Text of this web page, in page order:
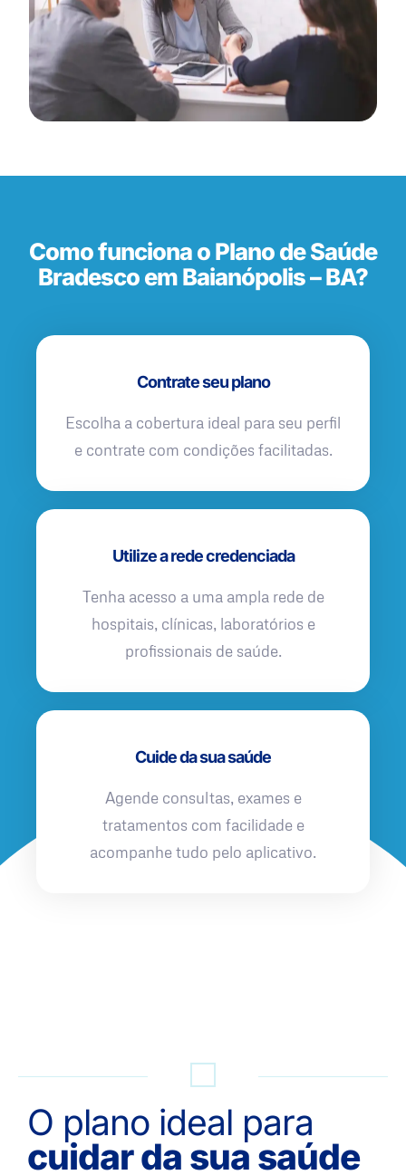
Como funciona o Plano de Saúde
Bradesco em Baianópolis – BA?
Contrate seu plano
Escolha a cobertura ideal para seu perfil
e contrate com condições facilitadas.
Utilize a rede credenciada
Tenha acesso a uma ampla rede de
hospitais, clínicas, laboratórios e
profissionais de saúde.
Cuide da sua saúde
Agende consultas, exames e
tratamentos com facilidade e
acompanhe tudo pelo aplicativo.
O plano ideal para
cuidar da sua saúde